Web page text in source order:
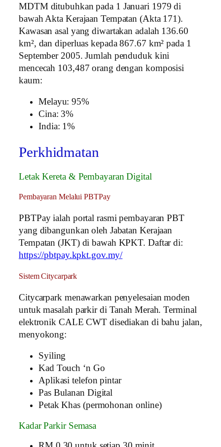
MDTM ditubuhkan pada 1 Januari 1979 di
bawah Akta Kerajaan Tempatan (Akta 171).
Kawasan asal yang diwartakan adalah 136.60
km², dan diperluas kepada 867.67 km² pada 1
September 2005. Jumlah penduduk kini
mencecah 103,487 orang dengan komposisi
kaum:
Melayu: 95%
Cina: 3%
India: 1%
Perkhidmatan
Letak Kereta & Pembayaran Digital
Pembayaran Melalui PBTPay
PBTPay ialah portal rasmi pembayaran PBT
yang dibangunkan oleh Jabatan Kerajaan
Tempatan (JKT) di bawah KPKT. Daftar di:
https://pbtpay.kpkt.gov.my/
Sistem Citycarpark
Citycarpark menawarkan penyelesaian moden
untuk masalah parkir di Tanah Merah. Terminal
elektronik CALE CWT disediakan di bahu jalan,
menyokong:
Syiling
Kad Touch ‘n Go
Aplikasi telefon pintar
Pas Bulanan Digital
Petak Khas (permohonan online)
Kadar Parkir Semasa